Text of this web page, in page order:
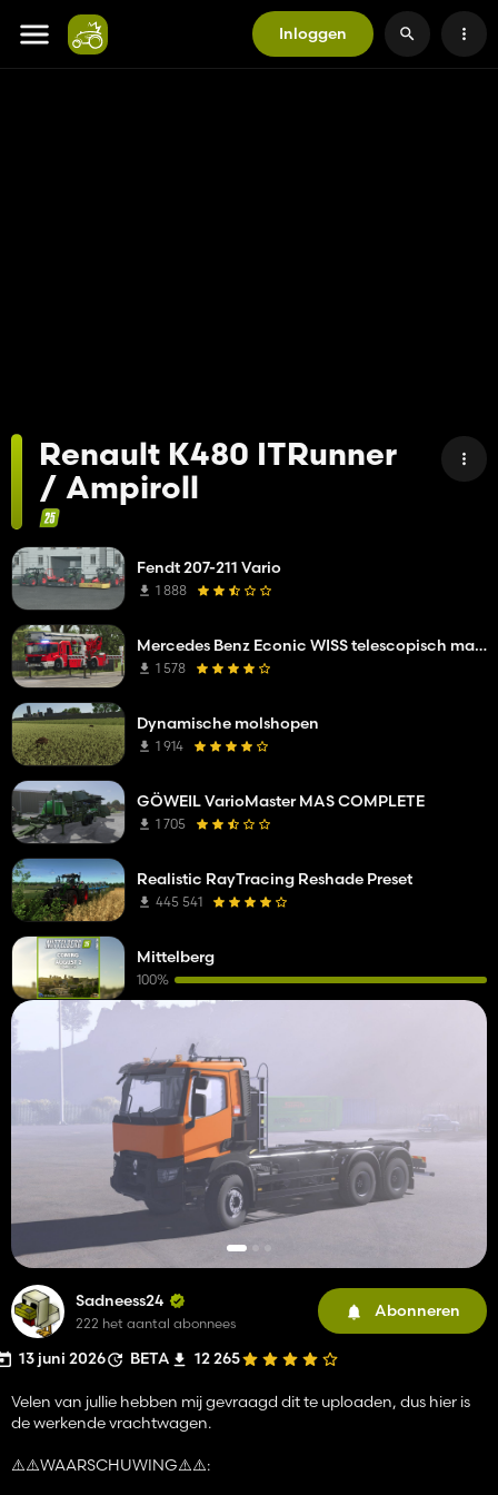
Inloggen
Renault K480 ITRunner
/ Ampiroll
Sadneess24
222 het aantal abonnees
Abonneren
13 juni 2026 BETA 12 265
Velen van jullie hebben mij gevraagd dit te uploaden, dus hier is
de werkende vrachtwagen.
⚠️⚠️WAARSCHUWING⚠️⚠️:
Fendt 207-211 Vario
1 888
Mercedes Benz Econic WISS telescopisch mastplatform
1 578
Dynamische molshopen
1 914
GÖWEIL VarioMaster MAS COMPLETE
1 705
Realistic RayTracing Reshade Preset
445 541
Mittelberg
100%